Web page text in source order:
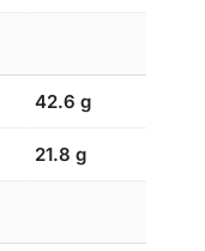
42.6 g
21.8 g